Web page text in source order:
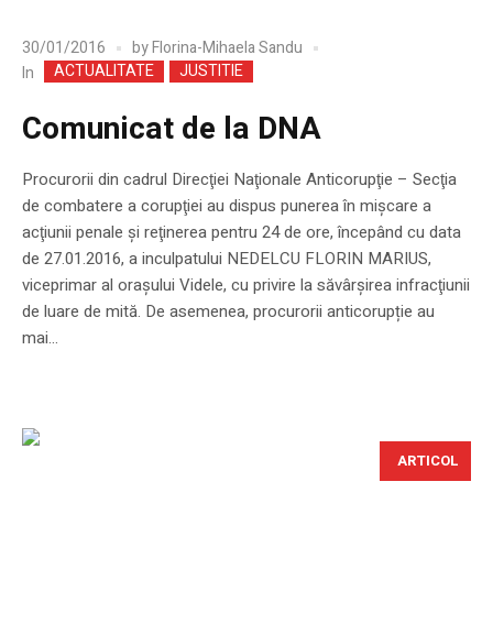
30/01/2016 byFlorina-Mihaela Sandu
In
ACTUALITATE JUSTITIE
Comunicat de la DNA
Procurorii din cadrul Direcţiei Naţionale Anticorupţie – Secţia
de combatere a corupţiei au dispus punerea în mişcare a
acţiunii penale şi reţinerea pentru 24 de ore, începând cu data
de 27.01.2016, a inculpatului NEDELCU FLORIN MARIUS,
viceprimar al oraşului Videle, cu privire la săvârşirea infracţiunii
de luare de mită. De asemenea, procurorii anticorupție au
mai...
ARTICOL